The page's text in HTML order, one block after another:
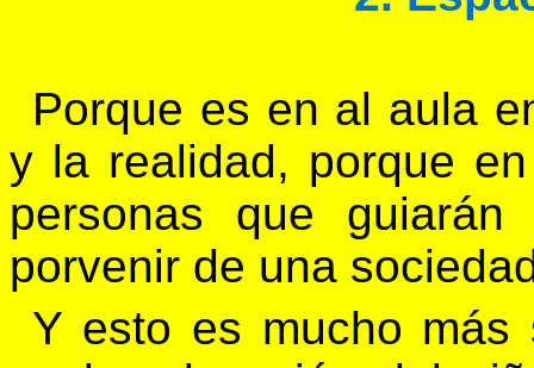
Porque es en al aula
y la realidad, porque
personas que
porvenir de una
Y esto es mucho más